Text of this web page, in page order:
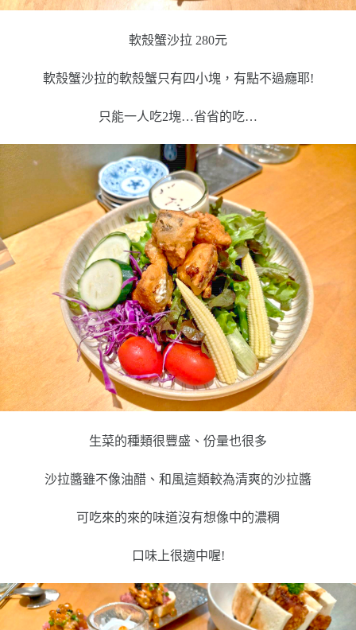
軟殼蟹沙拉 280元
軟殼蟹沙拉的軟殼蟹只有四小塊，有點不過癮耶!
只能一人吃2塊…省省的吃…
生菜的種類很豐盛、份量也很多
沙拉醬雖不像油醋、和風這類較為清爽的沙拉醬
可吃來的來的味道沒有想像中的濃稠
口味上很適中喔!